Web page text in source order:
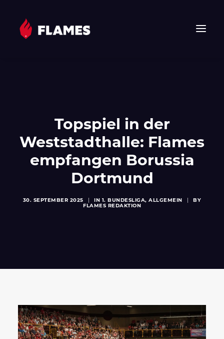
JUNIOR FLAMES
JUGEND
VEREIN
SPONSOREN & PARTNER
TICKETS
Topspiel in der
Weststadthalle: Flames
empfangen Borussia
Dortmund
30. SEPTEMBER 2025 IN 1. BUNDESLIGA,ALLGEMEIN
BY
FLAMES REDAKTION